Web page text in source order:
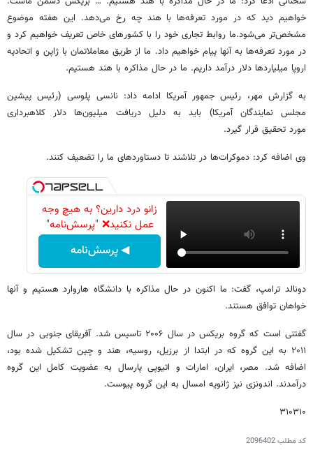
خواهیم دید که در مورد تعرفه‌ها با هند چه رخ می‌دهد. این هفته موضوع
مشخص‌تر می‌شود.ما روابط تجاری خود را با کشورهای خاص تعریف خواهیم کرد و
در مورد تعرفه‌ها به آنها پیام خواهیم داد. ما از طریق معاملاتمان با ژاپن و اتحادیه
اروپا میلیاردها دلار درآمد داریم. ما در حال مذاکره با هند هستیم.
به گزارش مهر، رئیس جمهور آمریکا ادامه داد: نانسی پلوسی (رئیس پیشین
مجلس نمایندگان آمریکا) باید به دلیل دریافت میلیون‌ها دلار کلاهبرداری
مورد تحقیق قرار گیرد.
وی اضافه کرد: دموکرات‌ها در تلاشند تا دستاوردهای ما را تضعیف کنند.
زانو درد دارین؟ به هیچ وجه
عمل نکنید❌ "پرسش‌نامه"
◀ پرسش‌نامه
دونالد ترامپ، گفت: ما اکنون در حال مذاکره با دانشگاه هاروارد هستیم و آنها
خواهان توافق هستند.
گفتنی است که گروه بریکس در سال ۲۰۰۶ تاسیس شد. آفریقای جنوبی در سال
۲۰۱۱ به این گروه که در ابتدا از برزیل، روسیه، هند و چین تشکیل شده بود،
اضافه شد. مصر، ایران، امارات و اتیوپی پارسال به عضویت کامل این گروه
درآمدند. اندونزی نیز ژانویه امسال به این گروه پیوست.
۳۱۰۳۱۰
کد مطلب2096402